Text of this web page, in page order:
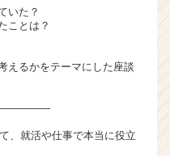
いた？
ことは？
えるかをテーマにした座談
、就活や仕事で本当に役立